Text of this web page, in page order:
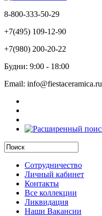
8-800-333-50-29
+7(495) 109-12-90
+7(980) 200-20-22
Будни: 9:00 - 18:00
Email: info@fiestaceramica.ru
Сотрудничество
Личный кабинет
Контакты
Все коллекции
Ликвидация
Наши Вакансии